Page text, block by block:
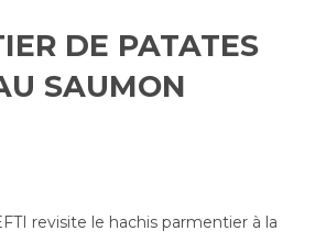
DE PATATES
SAUMON
revisite le hachis parmentier à la